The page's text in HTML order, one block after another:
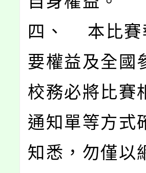
四、 本比賽
要權益及全國
校務必將比賽
通知單等方式
知悉，勿僅以